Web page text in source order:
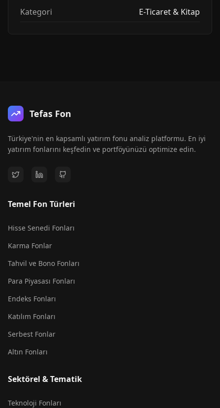
Kategori E-Ticaret & Kitap
Tefas Fon
Türkiye'nin en kapsamlı yatırım fonu analiz platformu. En iyi
yatırım fonlarını keşfedin ve portföyünüzü optimize edin.
Temel Fon Türleri
Hisse Senedi Fonları
Karma Fonlar
Tahvil ve Bono Fonları
Para Piyasası Fonları
Endeks Fonları
Katılım Fonları
Serbest Fonlar
Altın Fonları
Sektörel & Tematik
Teknoloji Fonları